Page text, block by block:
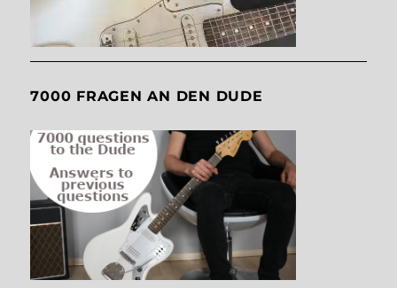
7000 FRAGEN AN DEN DUDE